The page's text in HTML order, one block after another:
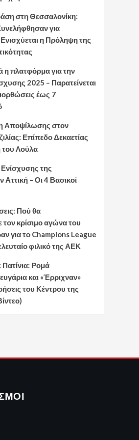
στη Θεσσαλονίκη:
για
η Πρόληψη της
η πλατφόρμα για την
2025 – Παρατείνεται
έως 7
Αποψίλωσης στον
Επίπεδο Δεκαετίας
του Λούλα
της
– Οι 4 Βασικοί
Πού θα
κρίσιμο αγώνα του
για το Champions League
φιλικό της ΑΕΚ
Ρομά
και «Έρριχναν»
του Κέντρου της